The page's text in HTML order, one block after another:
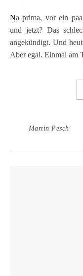
Na prima, vor ein paar Tagen feinstes Sonnenwetter genossen
und jetzt? Das
angekündigt. Und
Aber egal. Einmal am
Martin Pesch